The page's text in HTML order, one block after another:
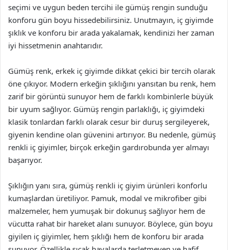
seçimi ve uygun beden tercihi ile gümüş rengin sunduğu
konforu gün boyu hissedebilirsiniz. Unutmayın, iç giyimde
şıklık ve konforu bir arada yakalamak, kendinizi her zaman
iyi hissetmenin anahtarıdır.
Gümüş renk, erkek iç giyimde dikkat çekici bir tercih olarak
öne çıkıyor. Modern erkeğin şıklığını yansıtan bu renk, hem
zarif bir görüntü sunuyor hem de farklı kombinlerle büyük
bir uyum sağlıyor. Gümüş rengin parlaklığı, iç giyimdeki
klasik tonlardan farklı olarak cesur bir duruş sergileyerek,
giyenin kendine olan güvenini artırıyor. Bu nedenle, gümüş
renkli iç giyimler, birçok erkeğin gardırobunda yer almayı
başarıyor.
Şıklığın yanı sıra, gümüş renkli iç giyim ürünleri konforlu
kumaşlardan üretiliyor. Pamuk, modal ve mikrofiber gibi
malzemeler, hem yumuşak bir dokunuş sağlıyor hem de
vücutta rahat bir hareket alanı sunuyor. Böylece, gün boyu
giyilen iç giyimler, hem şıklığı hem de konforu bir arada